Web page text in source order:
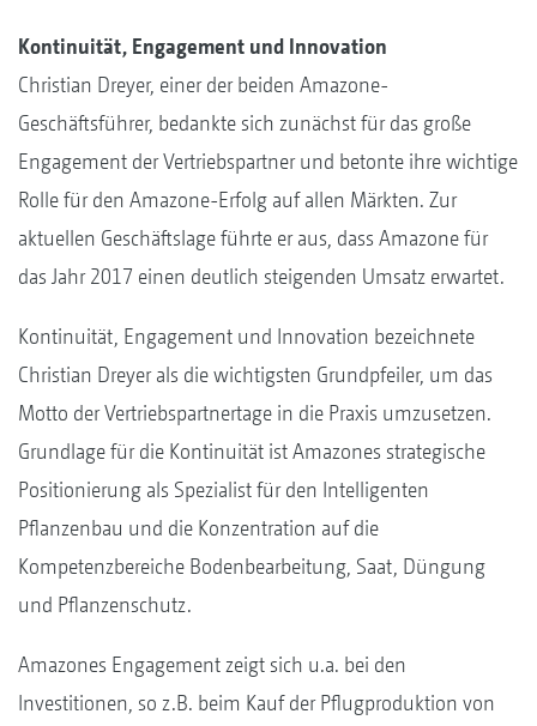
Kontinuität, Engagement und Innovation
Christian Dreyer, einer der beiden Amazone-
Geschäftsführer, bedankte sich zunächst für das große
Engagement der Vertriebspartner und betonte ihre wichtige
Rolle für den Amazone-Erfolg auf allen Märkten. Zur
aktuellen Geschäftslage führte er aus, dass Amazone für
das Jahr 2017 einen deutlich steigenden Umsatz erwartet.
Kontinuität, Engagement und Innovation bezeichnete
Christian Dreyer als die wichtigsten Grundpfeiler, um das
Motto der Vertriebspartnertage in die Praxis umzusetzen.
Grundlage für die Kontinuität ist Amazones strategische
Positionierung als Spezialist für den Intelligenten
Pflanzenbau und die Konzentration auf die
Kompetenzbereiche Bodenbearbeitung, Saat, Düngung
und Pflanzenschutz.
Amazones Engagement zeigt sich u.a. bei den
Investitionen, so z.B. beim Kauf der Pflugproduktion von